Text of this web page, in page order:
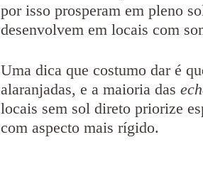
por isso prosperam em pleno
desenvolvem em locais com
Uma dica que costumo dar é
alaranjadas, e a maioria das
locais sem sol direto priorize
com aspecto mais rígido.